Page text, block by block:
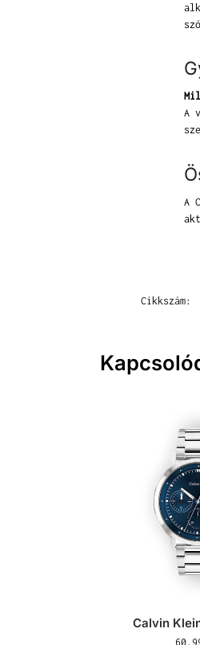
A
A
Cikkszám:
Calvin